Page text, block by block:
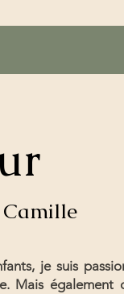
je suis
Mais également